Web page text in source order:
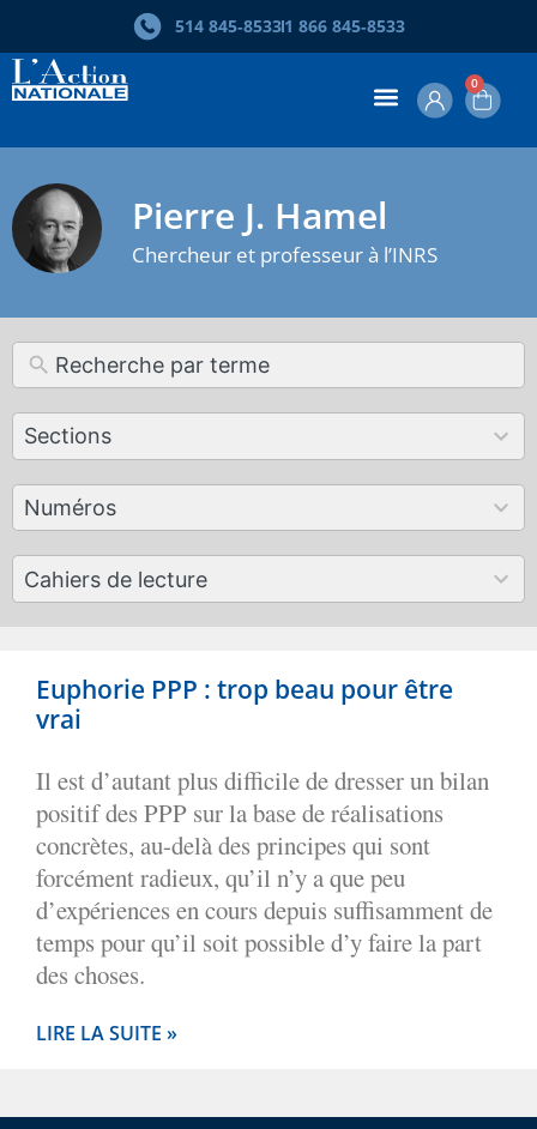
514 845‑85331 866 845‑8533
0
Pierre J. Hamel
Chercheur et professeur à l’INRS
Sections
12
results
Numéros
179
results
Cahiers de lecture
50
results
Euphorie PPP : trop beau pour être
vrai
Il est d’autant plus difficile de dresser un bilan
positif des PPP sur la base de réalisations
concrètes, au-delà des principes qui sont
forcément radieux, qu’il n’y a que peu
d’expériences en cours depuis suffisamment de
temps pour qu’il soit possible d’y faire la part
des choses.
LIRE LA SUITE »